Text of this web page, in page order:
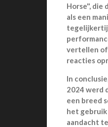
Horse", die
als een
vertellen of
reacties
In
2024 werd
een breed
het gebruik
aandacht